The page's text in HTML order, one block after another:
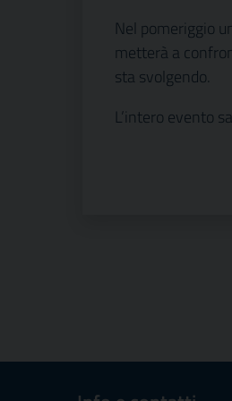
Nel pomeriggio
metterà a
sta svolgendo.
L’intero evento